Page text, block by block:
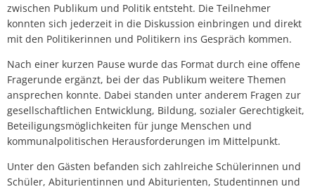
zwischen Publikum und Politik entsteht. Die Teilnehmer
konnten sich jederzeit in die Diskussion einbringen und direkt
mit den Politikerinnen und Politikern ins Gespräch kommen.
Nach einer kurzen Pause wurde das Format durch eine offene
Fragerunde ergänzt, bei der das Publikum weitere Themen
ansprechen konnte. Dabei standen unter anderem Fragen zur
gesellschaftlichen Entwicklung, Bildung, sozialer Gerechtigkeit,
Beteiligungsmöglichkeiten für junge Menschen und
kommunalpolitischen Herausforderungen im Mittelpunkt.
Unter den Gästen befanden sich zahlreiche Schülerinnen und
Schüler, Abiturientinnen und Abiturienten, Studentinnen und